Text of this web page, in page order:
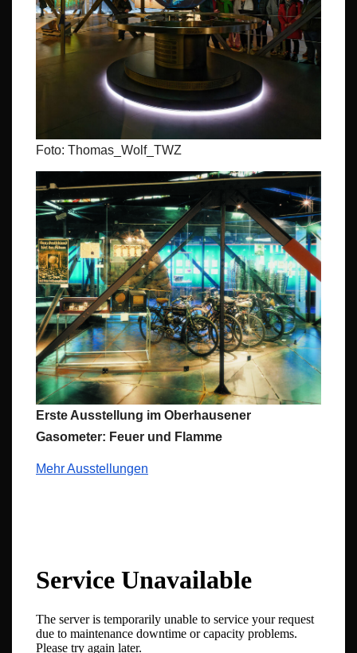
Foto: Thomas_Wolf_TWZ
Erste Ausstellung im Oberhausener
Gasometer: Feuer und Flamme
Mehr Ausstellungen